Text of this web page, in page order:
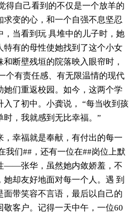
得自己看到的不仅是一个放羊的
求变的心，和一个自强不息坚忍
，当看到玩 具堆中的儿子时，她
特有的母性使她找到了这个小女
断壁残垣的院落映入眼帘时，
个有责任感、有无限温情的现代
她们重返校园。如今，这两个学
入了初中。小龚说， “每当收到孩
时，我就感到无比幸福。”
，幸福就是奉献，有付出的每一
我们##，还有一位在##岗位上默
——张华，虽然她内敛娇羞，不
却友好地面对每一个人。遇 到
面带笑容不言语，最后以自己的
敬客户。记得一天中午，一位60